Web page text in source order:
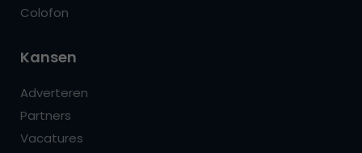
Colofon
Kansen
Adverteren
Partners
Vacatures